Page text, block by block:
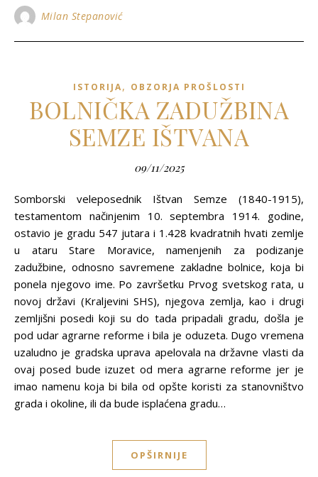
Milan Stepanović
ISTORIJA, OBZORJA PROŠLOSTI
BOLNIČKA ZADUŽBINA
SEMZE IŠTVANA
09/11/2025
Somborski veleposednik Ištvan Semze (1840-1915),
testamentom načinjenim 10. septembra 1914. godine,
ostavio je gradu 547 jutara i 1.428 kvadratnih hvati zemlje
u ataru Stare Moravice, namenjenih za podizanje
zadužbine, odnosno savremene zakladne bolnice, koja bi
ponela njegovo ime. Po završetku Prvog svetskog rata, u
novoj državi (Kraljevini SHS), njegova zemlja, kao i drugi
zemljišni posedi koji su do tada pripadali gradu, došla je
pod udar agrarne reforme i bila je oduzeta. Dugo vremena
uzaludno je gradska uprava apelovala na državne vlasti da
ovaj posed bude izuzet od mera agrarne reforme jer je
imao namenu koja bi bila od opšte koristi za stanovništvo
grada i okoline, ili da bude isplaćena gradu…
OPŠIRNIJE